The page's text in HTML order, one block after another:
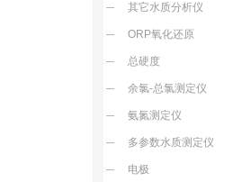
其它水质分析仪
ORP氧化还原
总硬度
余氯-总氯测定仪
氨氮测定仪
多参数水质测定仪
电极